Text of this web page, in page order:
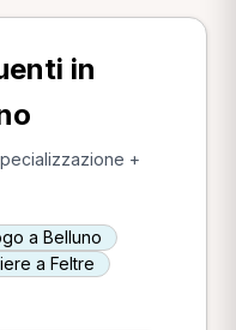
in
+
a Belluno
a Feltre